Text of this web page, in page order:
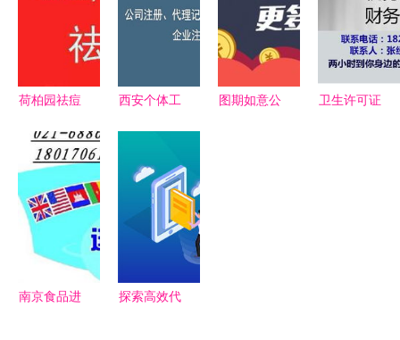
商标注册与
专业广告设
站式企业服
务解决方案
选择指南
荷柏园祛痘
代办指南
开启美丽事
业新篇章
西安个体工
力1天快速
拿照
图期如意公
卫生许可证
南京食品进
探索高效代